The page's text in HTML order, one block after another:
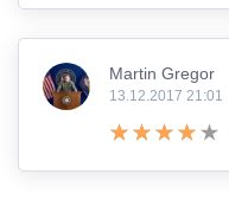
Martin Gregor
13.12.2017 21:01